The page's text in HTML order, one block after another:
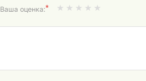
Ваша оценка:*